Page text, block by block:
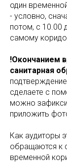
один
- условно,
потом, с 10.00
самому
!Окончанием
санитарная
сделаете с
можно
приложить
Как аудиторы
обращаются к
временной